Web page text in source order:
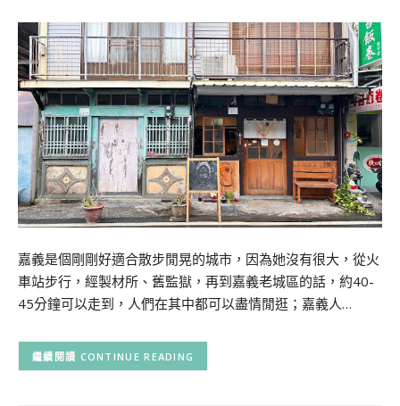
嘉義是個剛剛好適合散步閒晃的城市，因為她沒有很大，從火
車站步行，經製材所、舊監獄，再到嘉義老城區的話，約40-
45分鐘可以走到，人們在其中都可以盡情閒逛；嘉義人…
CONTINUE READING